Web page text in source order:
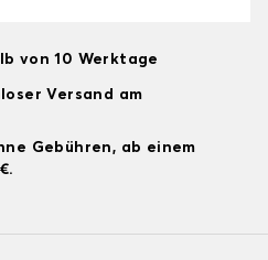
von 10 Werktage
Versand am
Gebühren, ab einem